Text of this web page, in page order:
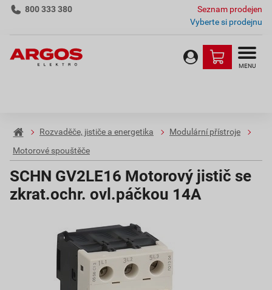
800 333 380
Seznam prodejen
Vyberte si prodejnu
MENU
Rozvaděče, jističe a energetika
Modulární přístroje
Motorové spouštěče
SCHN GV2LE16 Motorový jistič se
zkrat.ochr. ovl.páčkou 14A